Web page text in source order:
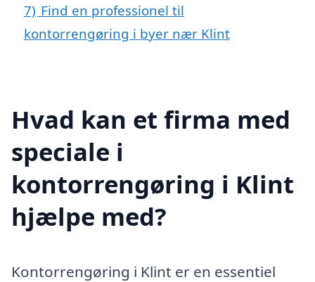
7) Find en professionel til
kontorrengøring i byer nær Klint
Hvad kan et firma med
speciale i
kontorrengøring i Klint
hjælpe med?
Kontorrengøring i Klint er en essentiel